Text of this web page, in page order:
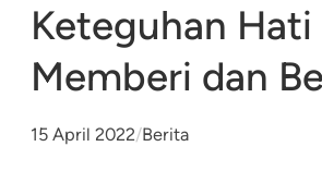
Keteguhan
Memberi dan
15 April 2022/Berita